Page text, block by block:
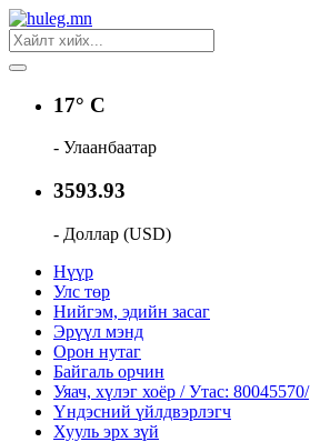
17° C
- Улаанбаатар
3593.93
- Доллар (USD)
Нүүр
Улс төр
Нийгэм, эдийн засаг
Эрүүл мэнд
Орон нутаг
Байгаль орчин
Уяач, хүлэг хоёр / Утас: 80045570/
Үндэсний үйлдвэрлэгч
Хууль эрх зүй